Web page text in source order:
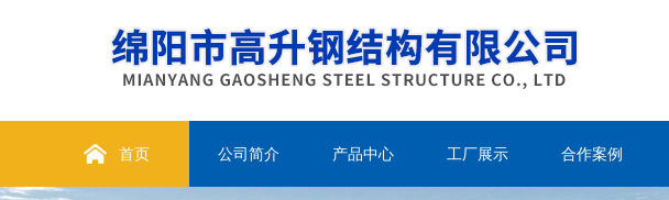
首页 公司简介 产品中心 工厂展示 合作案例